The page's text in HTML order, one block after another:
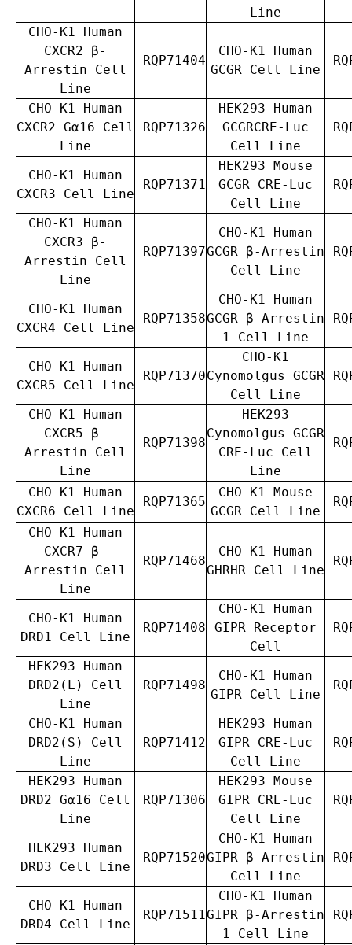
Line
CHO-K1 Human
CXCR2 β-
Arrestin Cell
Line
RQP71404
CHO-K1 Human
GCGR Cell Line
CHO-K1 Human
CXCR2 Gα16 Cell
Line
RQP71326
HEK293 Human
GCGRCRE-Luc
Cell Line
CHO-K1 Human
CXCR3 Cell Line
RQP71371
HEK293 Mouse
GCGR CRE-Luc
Cell Line
CHO-K1 Human
CXCR3 β-
Arrestin Cell
Line
RQP71397
CHO-K1 Human
GCGR β-Arrestin
Cell Line
CHO-K1 Human
CXCR4 Cell Line
RQP71358
CHO-K1 Human
GCGR β-Arrestin
1 Cell Line
CHO-K1 Human
CXCR5 Cell Line
RQP71370
CHO-K1
Cynomolgus GCGR
Cell Line
CHO-K1 Human
CXCR5 β-
Arrestin Cell
Line
RQP71398
HEK293
Cynomolgus GCGR
CRE-Luc Cell
Line
CHO-K1 Human
CXCR6 Cell Line
RQP71365
CHO-K1 Mouse
GCGR Cell Line
CHO-K1 Human
CXCR7 β-
Arrestin Cell
Line
RQP71468
CHO-K1 Human
GHRHR Cell Line
CHO-K1 Human
DRD1 Cell Line
RQP71408
CHO-K1 Human
GIPR Receptor
Cell
HEK293 Human
DRD2(L) Cell
Line
RQP71498
CHO-K1 Human
GIPR Cell Line
CHO-K1 Human
DRD2(S) Cell
Line
RQP71412
HEK293 Human
GIPR CRE-Luc
Cell Line
HEK293 Human
DRD2 Gα16 Cell
Line
RQP71306
HEK293 Mouse
GIPR CRE-Luc
Cell Line
HEK293 Human
DRD3 Cell Line
RQP71520
CHO-K1 Human
GIPR β-Arrestin
Cell Line
CHO-K1 Human
DRD4 Cell Line
RQP71511
CHO-K1 Human
GIPR β-Arrestin
1 Cell Line